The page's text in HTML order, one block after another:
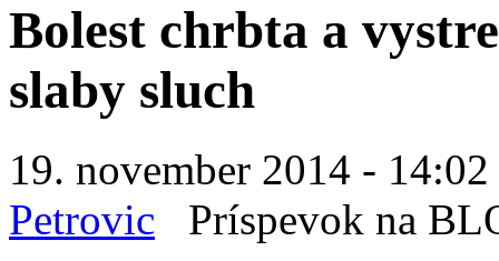
Bolest chrbta a
slaby sluch
19. november 2014 -
Petrovic Príspevok na